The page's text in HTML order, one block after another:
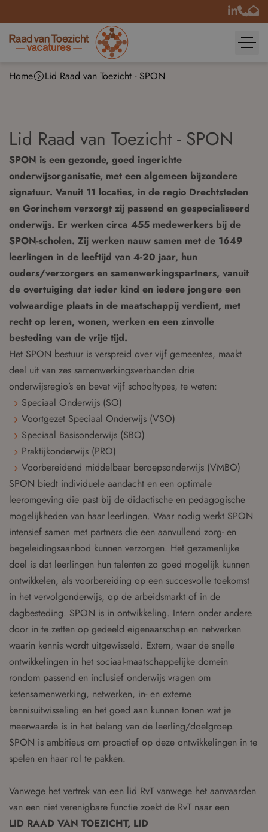
Home Lid Raad van Toezicht - SPON
Lid Raad van Toezicht - SPON
SPON is een gezonde, goed ingerichte
onderwijsorganisatie, met een algemeen bijzondere
signatuur. Vanuit 11 locaties, in de regio Drechtsteden
en Gorinchem verzorgt zij passend en gespecialiseerd
onderwijs. Er werken circa 455 medewerkers bij de
SPON-scholen. Zij werken nauw samen met de 1649
leerlingen in de leeftijd van 4-20 jaar, hun
ouders/verzorgers en samenwerkingspartners, vanuit
de overtuiging dat ieder kind en iedere jongere een
volwaardige plaats in de maatschappij verdient, met
recht op leren, wonen, werken en een zinvolle
besteding van de vrije tijd.
Het SPON bestuur is verspreid over vijf gemeentes, maakt
deel uit van zes samenwerkingsverbanden drie
onderwijsregio’s en bevat vijf schooltypes, te weten:
Speciaal Onderwijs (SO)
Voortgezet Speciaal Onderwijs (VSO)
Speciaal Basisonderwijs (SBO)
Praktijkonderwijs (PRO)
Voorbereidend middelbaar beroepsonderwijs (VMBO)
SPON biedt individuele aandacht en een optimale
leeromgeving die past bij de didactische en pedagogische
mogelijkheden van haar leerlingen. Waar nodig werkt SPON
intensief samen met partners die een aanvullend zorg- en
begeleidingsaanbod kunnen verzorgen. Het gezamenlijke
doel is dat leerlingen hun talenten zo goed mogelijk kunnen
ontwikkelen, als voorbereiding op een succesvolle toekomst
in het vervolgonderwijs, op de arbeidsmarkt of in de
dagbesteding. SPON is in ontwikkeling. Intern onder andere
door in te zetten op gedeeld eigenaarschap en netwerken
waarin kennis wordt uitgewisseld. Extern, waar de snelle
ontwikkelingen in het sociaal-maatschappelijke domein
rondom passend en inclusief onderwijs vragen om
ketensamenwerking, netwerken, in- en externe
kennisuitwisseling en het goed aan kunnen tonen wat je
meerwaarde is in het belang van de leerling/doelgroep.
SPON is ambitieus om proactief op deze ontwikkelingen in te
spelen en haar rol te pakken.
Vanwege het vertrek van een lid RvT vanwege het aanvaarden
van een niet verenigbare functie zoekt de RvT naar een
LID RAAD VAN TOEZICHT, LID